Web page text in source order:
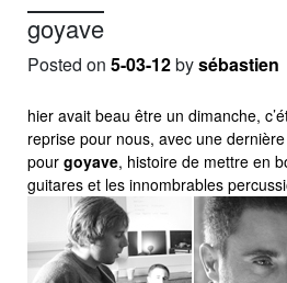
goyave
Posted on 5-03-12bysébastien
hier avait beau être un dimanche,
reprise pour nous, avec une
pour goyave, histoire de mettre en
guitares et les innombrables